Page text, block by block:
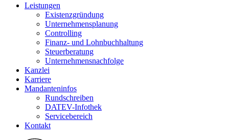
Leistungen
Existenzgründung
Unternehmensplanung
Controlling
Finanz- und Lohnbuchhaltung
Steuerberatung
Unternehmensnachfolge
Kanzlei
Karriere
Mandanteninfos
Rundschreiben
DATEV-Infothek
Servicebereich
Kontakt